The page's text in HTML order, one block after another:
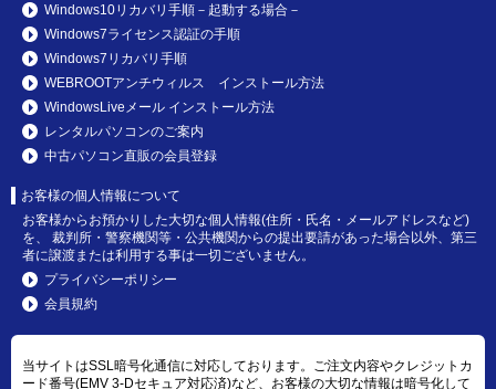
Windows10リカバリ手順－起動する場合－
Windows7ライセンス認証の手順
Windows7リカバリ手順
WEBROOTアンチウィルス インストール方法
WindowsLiveメール インストール方法
レンタルパソコンのご案内
中古パソコン直販の会員登録
お客様の個人情報について
お客様からお預かりした大切な個人情報(住所・氏名・メールアドレスなど)
を、 裁判所・警察機関等・公共機関からの提出要請があった場合以外、第三
者に譲渡または利用する事は一切ございません。
プライバシーポリシー
会員規約
当サイトはSSL暗号化通信に対応しております。ご注文内容やクレジットカ
ード番号(EMV 3-Dセキュア対応済)など、お客様の大切な情報は暗号化して